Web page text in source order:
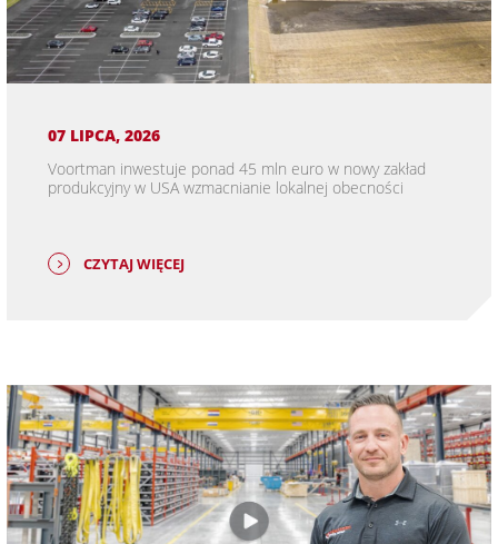
07 LIPCA, 2026
Voortman inwestuje ponad 45 mln euro w nowy zakład
produkcyjny w USA wzmacnianie lokalnej obecności
CZYTAJ WIĘCEJ